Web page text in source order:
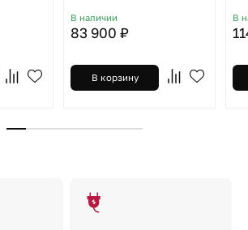
В наличии
83 900 ₽
В корзину
В